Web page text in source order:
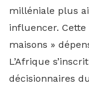
milléniale plus
influencer.
maisons »
L’Afrique
décisionnaires